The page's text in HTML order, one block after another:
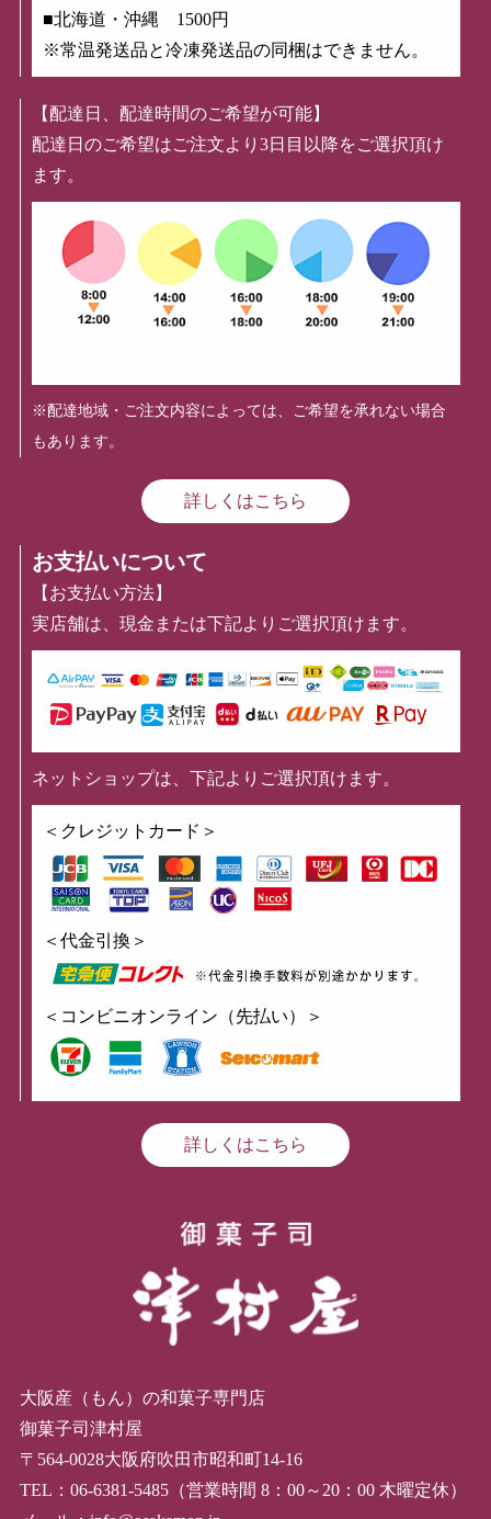
■北海道・沖縄 1500円
※常温発送品と冷凍発送品の同梱はできません。
【配達日、配達時間のご希望が可能】
配達日のご希望はご注文より3日目以降をご選択頂け
ます。
※配達地域・ご注文内容によっては、ご希望を承れない場合
もあります。
詳しくはこちら
お支払いについて
【お支払い方法】
実店舗は、現金または下記よりご選択頂けます。
ネットショップは、下記よりご選択頂けます。
＜クレジットカード＞
＜代金引換＞
＜コンビニオンライン（先払い）＞
詳しくはこちら
大阪産（もん）の和菓子専門店
御菓子司津村屋
〒564-0028大阪府吹田市昭和町14-16
TEL：06-6381-5485（営業時間 8：00～20：00 木曜定休）